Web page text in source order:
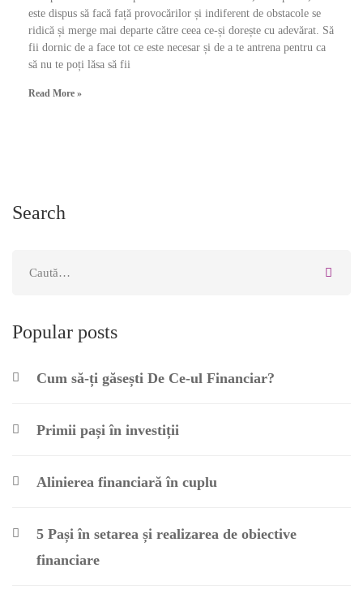
este dispus să facă față provocărilor și indiferent de obstacole se
ridică și merge mai departe către ceea ce-și dorește cu adevărat. Să
fii dornic de a face tot ce este necesar și de a te antrena pentru ca
să nu te poți lăsa să fii
Read More »
Search
Popular posts
Cum să-ți găsești De Ce-ul Financiar?
Primii pași în investiții
Alinierea financiară în cuplu
5 Pași în setarea și realizarea de obiective
financiare